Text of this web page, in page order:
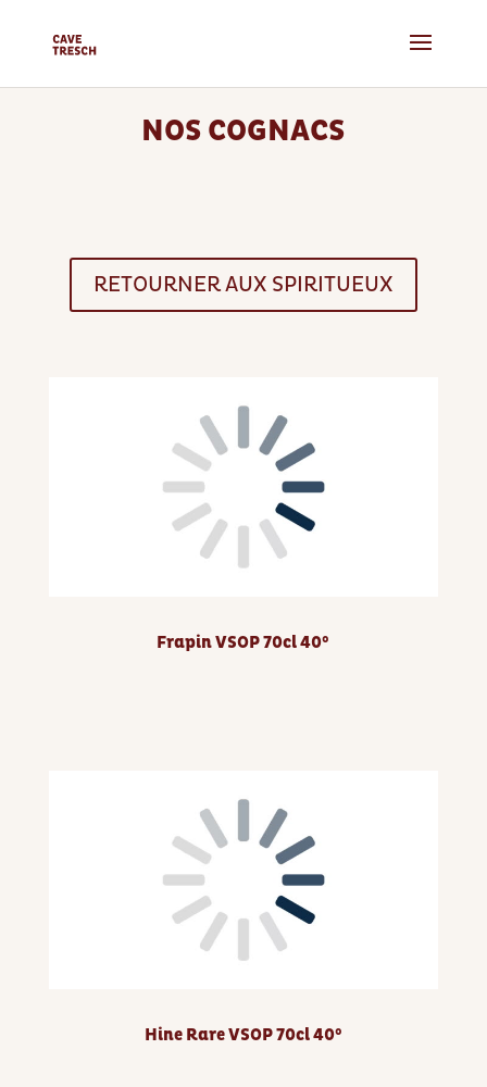
NOS COGNACS
RETOURNER AUX SPIRITUEUX
Frapin VSOP 70cl 40°
Hine Rare VSOP 70cl 40°